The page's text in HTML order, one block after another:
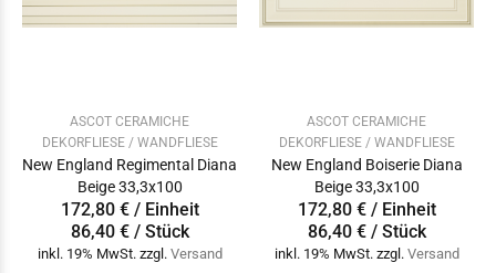
ASCOT CERAMICHE
DEKORFLIESE / WANDFLIESE
New England Regimental Diana
Beige 33,3x100
172,80 € / Einheit
86,40 € / Stück
inkl. 19% MwSt. zzgl. Versand
ASCOT CERAMICHE
DEKORFLIESE / WANDFLIESE
New England Boiserie Diana
Beige 33,3x100
172,80 € / Einheit
86,40 € / Stück
inkl. 19% MwSt. zzgl. Versand